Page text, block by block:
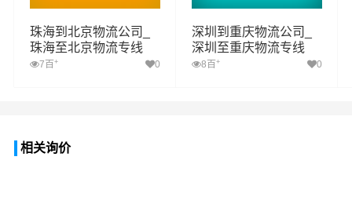
珠海到北京物流公司_
珠海至北京物流专线
7百 + 0
深圳到重庆物流公司_
深圳至重庆物流专线
8百 + 0
相关询价